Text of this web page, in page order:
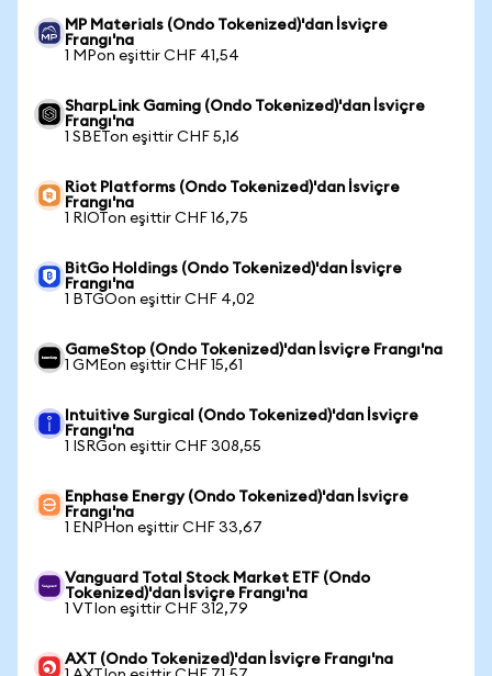
MP Materials (Ondo Tokenized)'dan İsviçre
Frangı'na
1 MPon eşittir CHF 41,54
SharpLink Gaming (Ondo Tokenized)'dan İsviçre
Frangı'na
1 SBETon eşittir CHF 5,16
Riot Platforms (Ondo Tokenized)'dan İsviçre
Frangı'na
1 RIOTon eşittir CHF 16,75
BitGo Holdings (Ondo Tokenized)'dan İsviçre
Frangı'na
1 BTGOon eşittir CHF 4,02
GameStop (Ondo Tokenized)'dan İsviçre Frangı'na
1 GMEon eşittir CHF 15,61
Intuitive Surgical (Ondo Tokenized)'dan İsviçre
Frangı'na
1 ISRGon eşittir CHF 308,55
Enphase Energy (Ondo Tokenized)'dan İsviçre
Frangı'na
1 ENPHon eşittir CHF 33,67
Vanguard Total Stock Market ETF (Ondo
Tokenized)'dan İsviçre Frangı'na
1 VTIon eşittir CHF 312,79
AXT (Ondo Tokenized)'dan İsviçre Frangı'na